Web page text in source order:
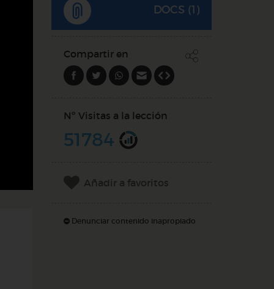
DOCS (1)
Compartir en
Nº Visitas a la lección
51784
Añadir a favoritos
Denunciar contenido inapropiado